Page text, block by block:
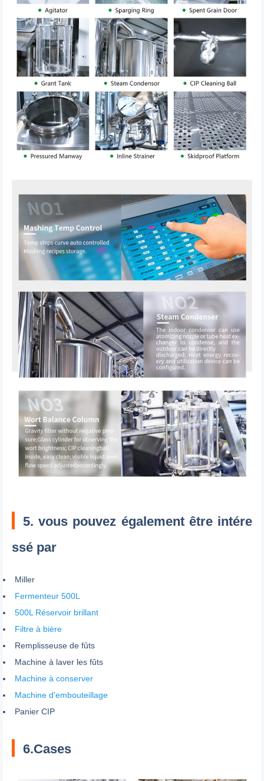
5. vous pouvez également être intére
ssé par
Miller
Fermenteur 500L
500L Réservoir brillant
Filtre à bière
Remplisseuse de fûts
Machine à laver les fûts
Machine à conserver
Machine d'embouteillage
Panier CIP
6.Cases